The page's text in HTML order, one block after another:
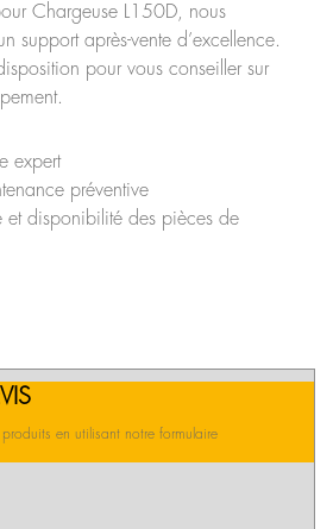
Chargeuse L150D, nous
support après-vente d’excellence.
pour vous conseiller sur
expert
préventive
et disponibilité des pièces de
en utilisant notre formulaire